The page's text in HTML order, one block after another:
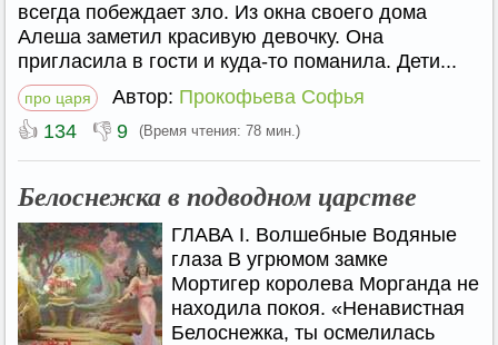
всегда побеждает зло. Из окна своего дома
Алеша заметил красивую девочку. Она
пригласила в гости и куда-то поманила. Дети...
про царя Автор: Прокофьева Софья
👍 134 👎 9 (Время чтения: 78 мин.)
Белоснежка в подводном царстве
ГЛАВА I. Волшебные Водяные
глаза В угрюмом замке
Мортигер королева Морганда не
находила покоя. «Ненавистная
Белоснежка, ты осмелилась